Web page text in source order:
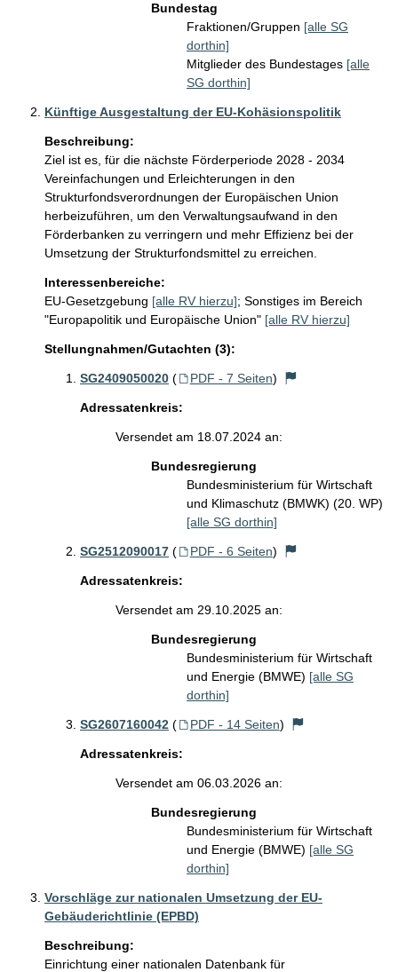
Bundestag
Fraktionen/Gruppen [alle SG
dorthin]
Mitglieder des Bundestages [alle
SG dorthin]
Künftige Ausgestaltung der EU-Kohäsionspolitik
Beschreibung:
Ziel ist es, für die nächste Förderperiode 2028 - 2034
Vereinfachungen und Erleichterungen in den
Strukturfondsverordnungen der Europäischen Union
herbeizuführen, um den Verwaltungsaufwand in den
Förderbanken zu verringern und mehr Effizienz bei der
Umsetzung der Strukturfondsmittel zu erreichen.
Interessenbereiche:
EU-Gesetzgebung [alle RV hierzu]; Sonstiges im Bereich
"Europapolitik und Europäische Union" [alle RV hierzu]
Stellungnahmen/Gutachten (3):
SG2409050020 ( PDF - 7 Seiten)
Adressatenkreis:
Versendet am 18.07.2024 an:
Bundesregierung
Bundesministerium für Wirtschaft
und Klimaschutz (BMWK) (20. WP)
[alle SG dorthin]
SG2512090017 ( PDF - 6 Seiten)
Adressatenkreis:
Versendet am 29.10.2025 an:
Bundesregierung
Bundesministerium für Wirtschaft
und Energie (BMWE) [alle SG
dorthin]
SG2607160042 ( PDF - 14 Seiten)
Adressatenkreis:
Versendet am 06.03.2026 an:
Bundesregierung
Bundesministerium für Wirtschaft
und Energie (BMWE) [alle SG
dorthin]
Vorschläge zur nationalen Umsetzung der EU-
Gebäuderichtlinie (EPBD)
Beschreibung:
Einrichtung einer nationalen Datenbank für